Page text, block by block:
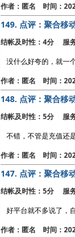
作者：匿名 时间：
149. 点评：聚合移
结帐及时性：4分 服
没什么好夸的，就一
作者：匿名 时间：
148. 点评：聚合移
结帐及时性：5分 服
不错，不管是充值还
作者：匿名 时间：
147. 点评：聚合移
结帐及时性：5分 服
好平台就不多说了，
作者：匿名 时间：